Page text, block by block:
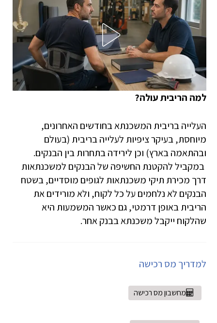
למה הריבית עולה?
העלייה בריבית המשכנתא בחודשים האחרונים,
מיוחסת, בעיקר ציפיות לעלייה בריבית (בעולם
ובהתאמה בארץ) וכן לירידה בתחרות בין הבנקים.
במקביל להקטנת החשיפה של הבנקים למשכנתאות
דרך מכירת תיקי משכנתאות לגופים מוסדיים, בשטח
הבנקים לא נלחמים על כל לקוח, ולא מורידים את
הריבית באופן דרמטי, גם כאשר המשמעות היא
שהלקוח ייקבל משכנתא בבנק אחר.
למדריך מס רכישה
מחשבון מס רכישה